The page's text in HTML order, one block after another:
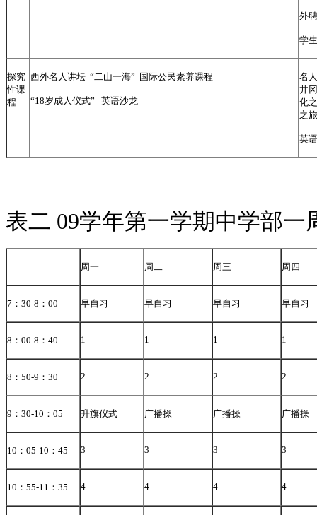
外
学
探究
性课
程
西外名人讲坛 “二山一海” 国际公民素养课程
“18岁成人仪式” 英语沙龙
名
井
化
之
英
表二 09学年第一学期中学部一
周一 周二 周三 周四
7 ： 30-8 ： 00 早自习 早自习 早自习 早自习
8 ： 00-8 ： 40 1 1 1 1
8 ： 50-9 ： 30 2 2 2 2
9 ： 30-10 ： 05 升旗仪式 广播操 广播操 广播操
10 ： 05-10 ： 45 3 3 3 3
10 ： 55-11 ： 35 4 4 4 4